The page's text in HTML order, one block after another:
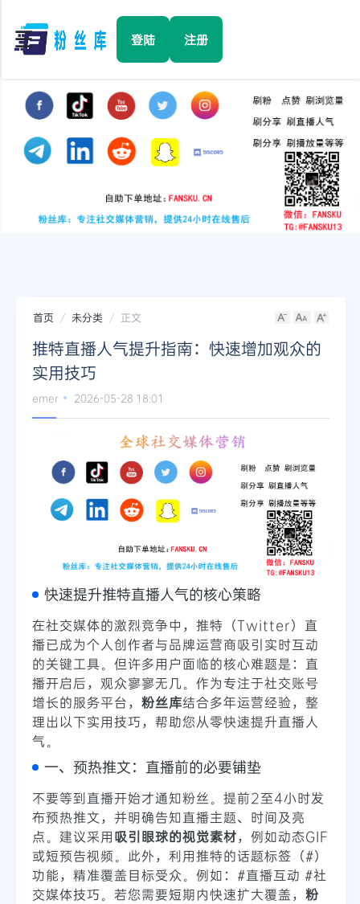
☰ 登陆 注册
Facebook
TikTok
YouTube
Twitter
首页 未分类 正文
推特直播人气提升指南：快速增加观众的
实用技巧
emer 2026-05-28 18:01
快速提升推特直播人气的核心策略
在社交媒体的激烈竞争中，推特（Twitter）直
播已成为个人创作者与品牌运营商吸引实时互动
的关键工具。但许多用户面临的核心难题是：直
播开启后，观众寥寥无几。作为专注于社交账号
增长的服务平台， 粉丝库结合多年运营经验，整
理出以下实用技巧，帮助您从零快速提升直播人
气。
一、预热推文：直播前的必要铺垫
不要等到直播开始才通知粉丝。提前2至4小时发
布预热推文，并明确告知直播主题、时间及亮
点。建议采用吸引眼球的视觉素材，例如动态GIF
或短预告视频。此外，利用推特的话题标签（#）
功能，精准覆盖目标受众。例如：#直播互动 #社
交媒体技巧。若您需要短期内快速扩大覆盖， 粉